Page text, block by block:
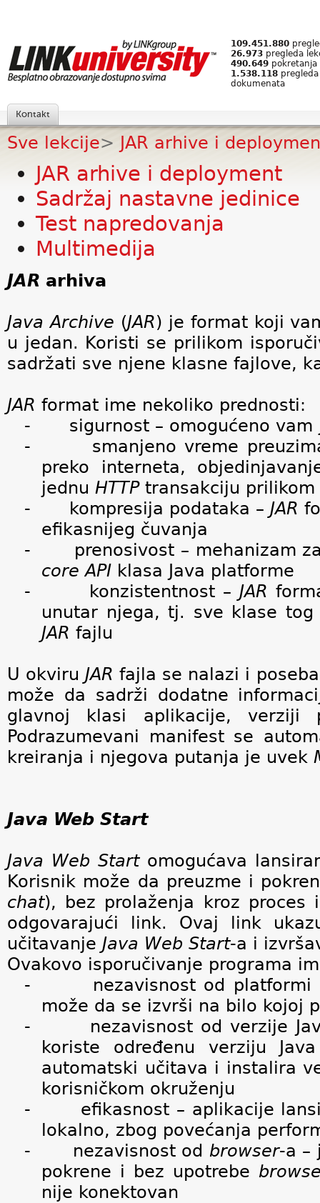
109.451.880
26.973 pregleda
490.649 pokretanja
1.538.118
dokumenata
Kontakt
Sve lekcije> JAR arhive i
JAR arhive i deployment
Sadržaj nastavne jedinice
Test napredovanja
Multimedija
JAR arhiva
Java Archive (JAR) je format koji
u jedan. Koristi se prilikom
sadržati sve njene klasne fajlove,
JAR format ime nekoliko prednosti:
-
sigurnost – omogućeno
-
smanjeno vreme
preko interneta,
jednu HTTPtransakciju prilikom
-
kompresija podataka – JAR
efikasnijeg čuvanja
-
prenosivost – mehanizam
core API klasa Java platforme
-
konzistentnost – JAR
unutar njega, tj. sve klase
JAR fajlu
U okviruJAR fajla se nalazi i
može da sadrži dodatne
glavnoj klasi aplikacije, verziji
Podrazumevani manifest se
kreiranja i njegova putanja je uvek
Java Web Start
Java Web Startomogućava
Korisnik može da preuzme i
chat), bez prolaženja kroz proces
odgovarajući link. Ovaj link
učitavanje Java Web Start-a i
Ovakovo isporučivanje programa
-
nezavisnost od
može da se izvrši na bilo kojoj
-
nezavisnost od verzije
koriste određenu verziju
automatski učitava i instalira
korisničkom okruženju
-
efikasnost – aplikacije
lokalno, zbog povećanja
-
nezavisnost od browser-a –
pokrene i bez upotrebe
nije konektovan